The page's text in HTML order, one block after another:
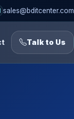
sales@bditcenter.com
Talk to Us